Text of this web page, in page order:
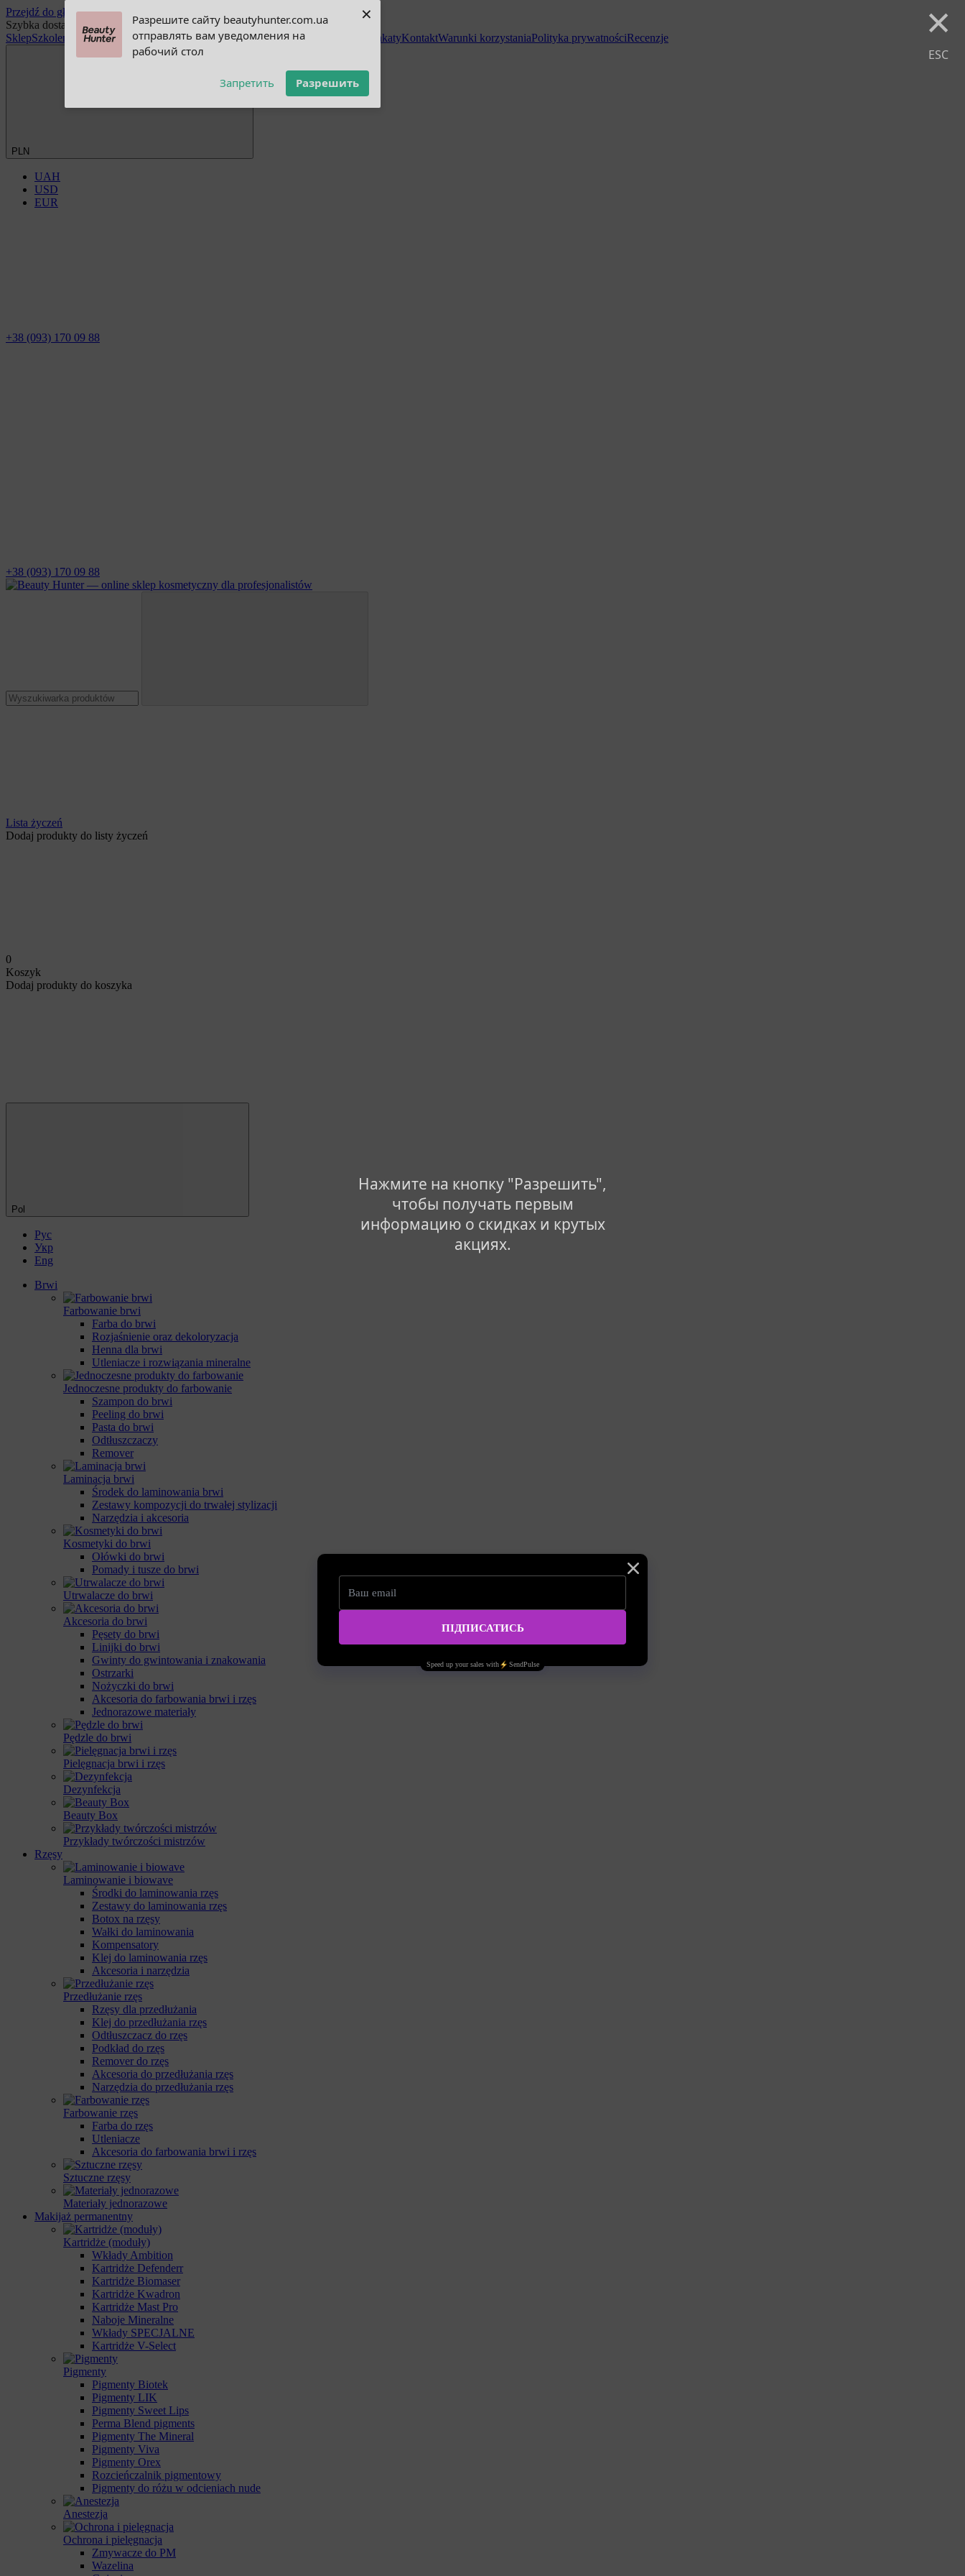
Разрешите сайту beautyhunter.com.ua
отправлять вам уведомления на
рабочий стол
Запретить Разрешить
× ×
ESC
Нажмите на кнопку "Разрешить",
чтобы получать первым
информацию о скидках и крутых
акциях.
Subscribe to our
notifications!
To enable permission prompts, click
on the notification icon
Przejdź do głównej treści
Szybka dostawa do Polski już od 3 dni
SklepSzkolenia BlogDiscount ClubHurtowyPłatność i dostawa Wymiana i zwrot WakatyKontaktWarunki korzystaniaPolityka prywatnościRecenzje
PLN
UAH
USD
EUR
+38 (093) 170 09 88
+38 (093) 170 09 88
Lista życzeń
Dodaj produkty do listy życzeń
0
Koszyk
Dodaj produkty do koszyka
Pol
Рус
Укр
Eng
Brwi
Farbowanie brwi
Farba do brwi
Rozjaśnienie oraz dekoloryzacja
Henna dla brwi
Utleniacze i rozwiązania mineralne
Jednoczesne produkty do farbowanie
Szampon do brwi
Peeling do brwi
Pasta do brwi
Odtłuszczaczy
Remover
Laminacja brwi
Środek do laminowania brwi
Zestawy kompozycji do trwałej stylizacji
Narzędzia i akcesoria
Kosmetyki do brwi
Ołówki do brwi
Pomady i tusze do brwi
Utrwalacze do brwi
Akcesoria do brwi
Pęsety do brwi
Linijki do brwi
Gwinty do gwintowania i znakowania
Ostrzarki
Nożyczki do brwi
Akcesoria do farbowania brwi i rzęs
Jednorazowe materiały
Pędzle do brwi
Pielęgnacja brwi i rzęs
Dezynfekcja
Beauty Box
Przykłady twórczości mistrzów
Rzęsy
Laminowanie i biowave
Środki do laminowania rzęs
Zestawy do laminowania rzęs
Botox na rzęsy
Wałki do laminowania
Kompensatory
Klej do laminowania rzęs
Akcesoria i narzędzia
Przedłużanie rzęs
Rzęsy dla przedłużania
Klej do przedłużania rzęs
Odtłuszczacz do rzęs
Podkład do rzęs
Remover do rzęs
Akcesoria do przedłużania rzęs
Narzędzia do przedłużania rzęs
Farbowanie rzęs
Farba do rzęs
Utleniacze
Akcesoria do farbowania brwi i rzęs
Sztuczne rzęsy
Materiały jednorazowe
Makijaż permanentny
Kartridże (moduły)
Wkłady Ambition
Kartridże Defenderr
Kartridże Biomaser
Kartridże Kwadron
Kartridże Mast Pro
Naboje Mineralne
Wkłady SPECJALNE
Kartridże V-Select
Pigmenty
Pigmenty Biotek
Pigmenty LIK
Pigmenty Sweet Lips
Perma Blend pigments
Pigmenty The Mineral
Pigmenty Viva
Pigmenty Orex
Rozcieńczalnik pigmentowy
Pigmenty do różu w odcieniach nude
Anestezja
Ochrona i pielęgnacja
Zmywacze do PM
Wazelina